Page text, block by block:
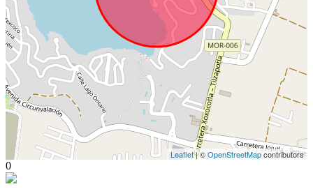
Leaflet| ©OpenStreetMapcontributors
0